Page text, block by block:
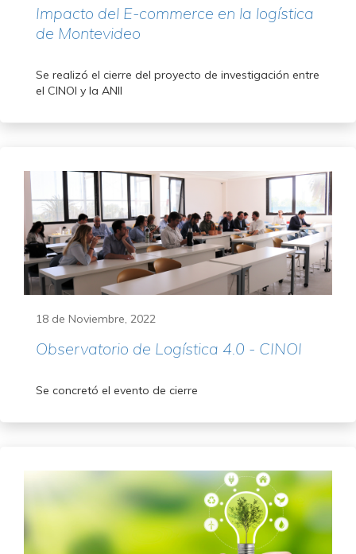
Impacto del E-commerce en la logística
de Montevideo
Se realizó el cierre del proyecto de investigación entre
el CINOI y la ANII
18 de Noviembre, 2022
Observatorio de Logística 4.0 - CINOI
Se concretó el evento de cierre